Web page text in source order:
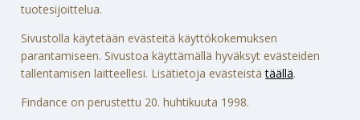
tuotesijoittelua.
Sivustolla käytetään evästeitä käyttökokemuksen
parantamiseen. Sivustoa käyttämällä hyväksyt evästeiden
tallentamisen laitteellesi. Lisätietoja evästeistätäällä.
Findance on perustettu 20. huhtikuuta 1998.